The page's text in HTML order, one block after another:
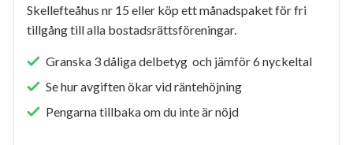
Skellefteåhus nr 15 eller köp ett månadspaket för fri
tillgång till alla bostadsrättsföreningar.
Granska 3 dåliga delbetyg och jämför 6 nyckeltal
Se hur avgiften ökar vid räntehöjning
Pengarna tillbaka om du inte är nöjd